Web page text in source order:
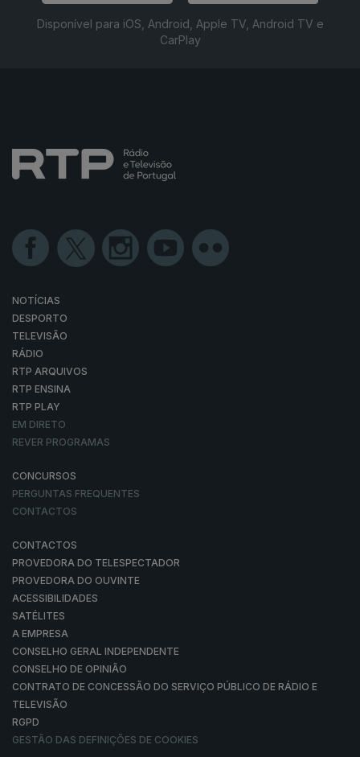
Disponível para iOS, Android, Apple TV, Android TV e
CarPlay
NOTÍCIAS
DESPORTO
TELEVISÃO
RÁDIO
RTP ARQUIVOS
RTP ENSINA
RTP PLAY
EM DIRETO
REVER PROGRAMAS
CONCURSOS
PERGUNTAS FREQUENTES
CONTACTOS
CONTACTOS
PROVEDORA DO TELESPECTADOR
PROVEDORA DO OUVINTE
ACESSIBILIDADES
SATÉLITES
A EMPRESA
CONSELHO GERAL INDEPENDENTE
CONSELHO DE OPINIÃO
CONTRATO DE CONCESSÃO DO SERVIÇO PÚBLICO DE RÁDIO E
TELEVISÃO
RGPD
GESTÃO DAS DEFINIÇÕES DE COOKIES